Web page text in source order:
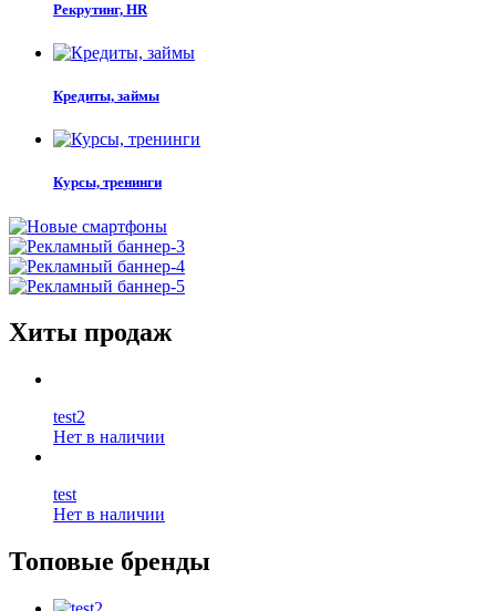
Рекрутинг, HR
Кредиты, займы
Курсы, тренинги
Хиты продаж
test2
Нет в наличии
test
Нет в наличии
Топовые бренды